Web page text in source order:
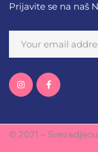
Prijavite se na naš
© 2021 –